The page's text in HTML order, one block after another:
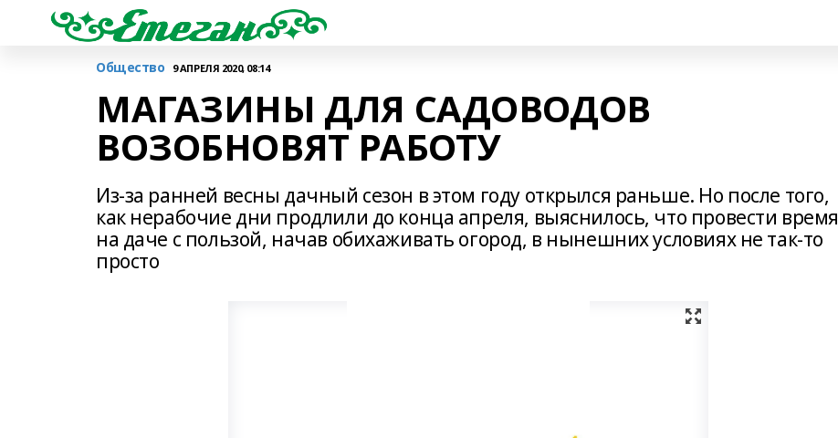
Общество 9 АПРЕЛЯ 2020, 08:14
МАГАЗИНЫ ДЛЯ САДОВОДОВ
ВОЗОБНОВЯТ РАБОТУ
Из-за ранней весны дачный сезон в этом году открылся раньше. Но после того,
как нерабочие дни продлили до конца апреля, выяснилось, что провести время
на даче с пользой, начав обихаживать огород, в нынешних условиях не так-то
просто